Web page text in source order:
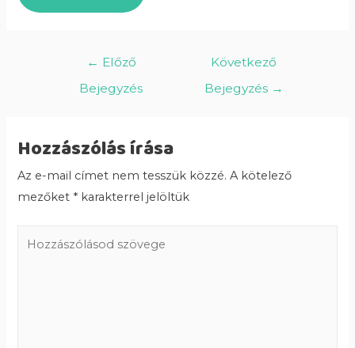
← Előző
Bejegyzés
Következő
Bejegyzés →
Hozzászólás írása
Az e-mail címet nem tesszük közzé. A kötelező
mezőket * karakterrel jelöltük